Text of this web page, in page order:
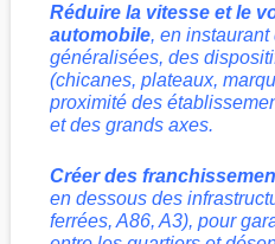
Réduire la vitesse et le
automobile, en
généralisées, des
(chicanes, plateaux,
proximité des
et des grands axes.
Créer des
en dessous des
ferrées, A86, A3), pour